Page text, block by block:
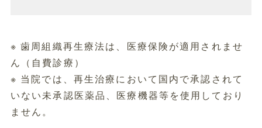
※ 歯周組織再生療法は、医療保険が適用されませ
ん（自費診療）
※ 当院では、再生治療において国内で承認されて
いない未承認医薬品、医療機器等を使用しており
ません。